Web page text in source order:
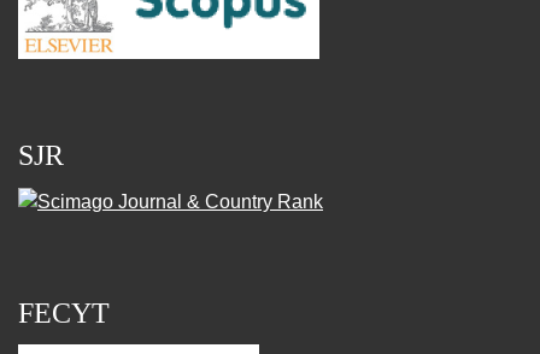
SJR
FECYT